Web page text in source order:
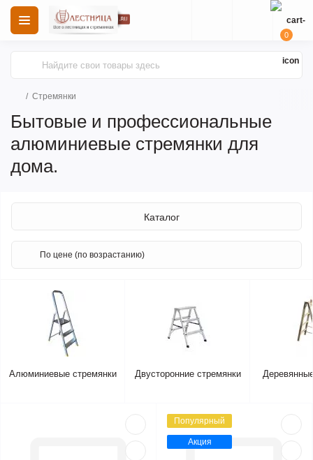
0
Стремянки
Бытовые и профессиональные
алюминиевые стремянки для
дома.
Каталог
Алюминиевые стремянки Двусторонние стремянки
Популярный
Акция